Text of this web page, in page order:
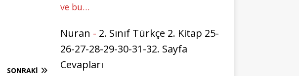
SONRAKI
ve bu…
Nuran - 2. Sınıf Türkçe 2. Kitap 25-
26-27-28-29-30-31-32. Sayfa
Cevapları